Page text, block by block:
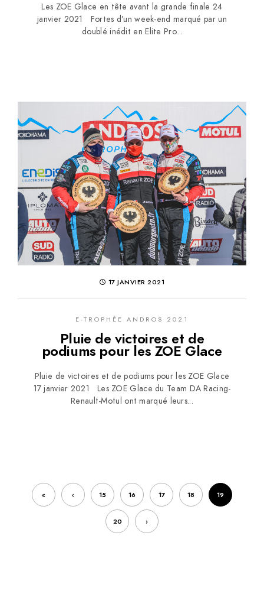
Les ZOE Glace en tête avant la grande finale 24
janvier 2021 Fortes d’un week-end marqué par un
doublé inédit en Elite Pro...
17 JANVIER 2021
E-TROPHÉE ANDROS 2021
Pluie de victoires et de
podiums pour les ZOE Glace
Pluie de victoires et de podiums pour les ZOE Glace
17 janvier 2021 Les ZOE Glace du Team DA Racing-
Renault-Motul ont marqué leurs...
« ‹ 15 16 17 18 19
20 ›